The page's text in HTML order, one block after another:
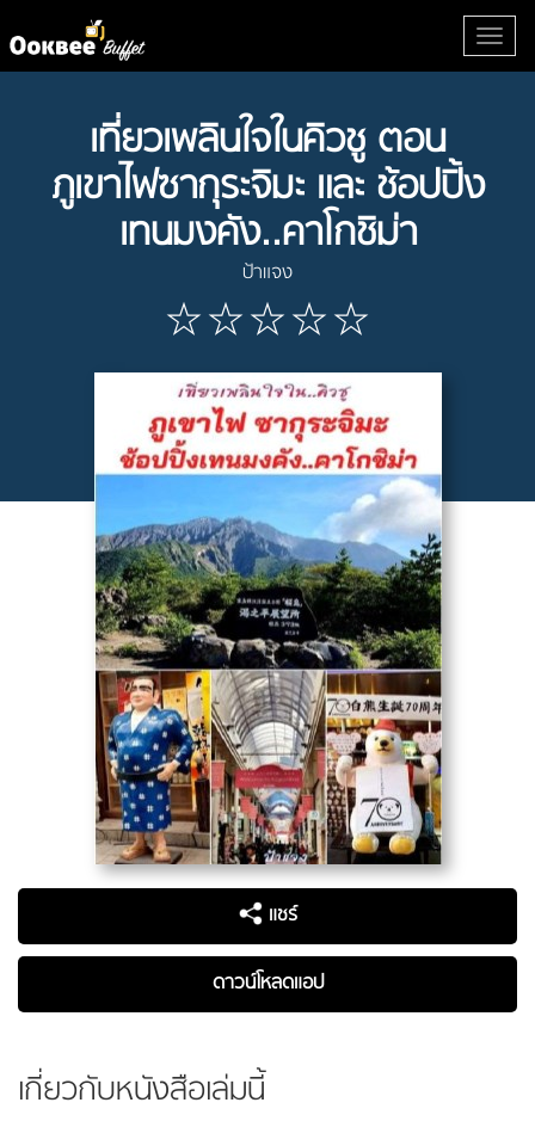
เที่ยวเพลินใจในคิวชู ตอน
ภูเขาไฟซากุระจิมะ และ ช้อปปิ้ง
เทนมงคัง..คาโกชิม่า
ป้าแจง
แชร์
ดาวน์โหลดแอป
เกี่ยวกับหนังสือเล่มนี้